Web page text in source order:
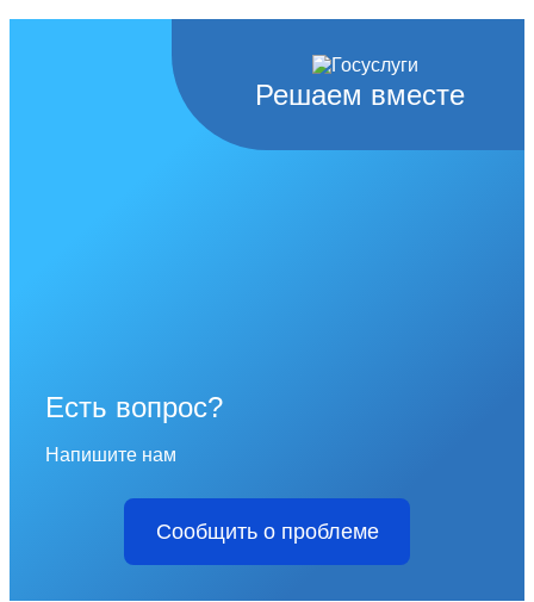
Решаем вместе
Есть вопрос?
Напишите нам
Сообщить о проблеме